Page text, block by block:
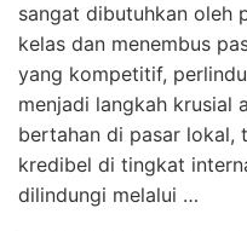
sangat dibutuhkan oleh
kelas dan menembus
yang kompetitif,
menjadi langkah krusial
bertahan di pasar lokal,
kredibel di tingkat
dilindungi melalui …